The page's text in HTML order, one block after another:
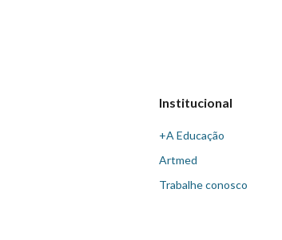
Institucional
+A Educação
Artmed
Trabalhe conosco